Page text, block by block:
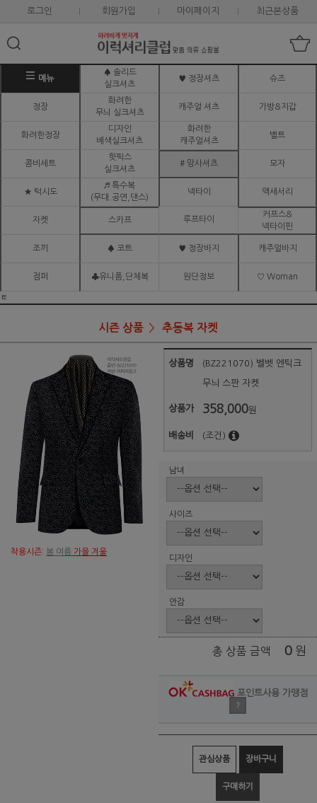
로그인 회원가입 마이페이지 최근본상품
메뉴
♠ 솔리드
실크셔츠
♥ 정장셔츠 슈즈
정장
화려한
무늬 실크셔츠
캐주얼 셔츠 가방&지갑
화려한정장
디자인
배색실크셔츠
화려한
캐주얼셔츠
벨트
콤비세트
핫픽스
실크셔츠
# 망사셔츠 모자
★ 턱시도
♬ 특수복
(무대.공연,댄스)
넥타이 액세서리
자켓 스카프 루프타이
커프스&
넥타이핀
조끼 ♠ 코트 ♥ 정장바지 캐주얼바지
점퍼 ♣유니폼,단체복 원단정보 ♡ Woman
ㅌ
시즌 상품 추동복 자켓
착용시즌: 봄 여름 가을 겨울
상품명 (BZ221070) 벨벳 엔틱크
무늬 스판 자켓
상품가 358,000원
배송비 (조건)
남녀
사이즈
디자인
안감
총 상품 금액 0 원
포인트사용 가맹점
?
관심상품 장바구니
구매하기